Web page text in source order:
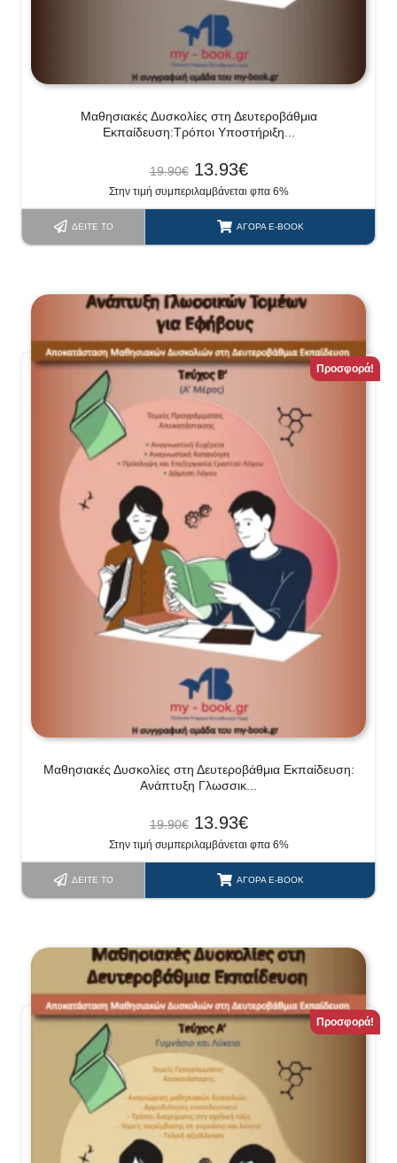
Μαθησιακές Δυσκολίες στη Δευτεροβάθμια
Εκπαίδευση:Τρόποι Υποστήριξη...
19.90€ 13.93€
Στην τιμή συμπεριλαμβάνεται φπα 6%
ΔΕΊΤΕ ΤΟ ΑΓΟΡΆ E-BOOK
Προσφορά!
Μαθησιακές Δυσκολίες στη Δευτεροβάθμια Εκπαίδευση:
Ανάπτυξη Γλωσσικ...
19.90€ 13.93€
Στην τιμή συμπεριλαμβάνεται φπα 6%
ΔΕΊΤΕ ΤΟ ΑΓΟΡΆ E-BOOK
Προσφορά!